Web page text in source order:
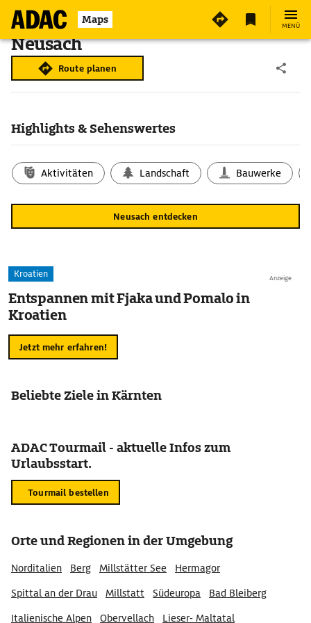
Maps MENÜ
Neusach
Route planen
Highlights & Sehenswertes
Aktivitäten Landschaft Bauwerke
Neusach entdecken
Anzeige
Kroatien
Entspannen mit Fjaka und Pomalo in
Kroatien
Jetzt mehr erfahren!
Beliebte Ziele in Kärnten
ADAC Tourmail - aktuelle Infos zum
Urlaubsstart.
Tourmail bestellen
Orte und Regionen in der Umgebung
Norditalien Berg Millstätter See
Hermagor
Spittal an der Drau
Millstatt Südeuropa
Bad Bleiberg
Italienische Alpen
Obervellach Lieser- Maltatal